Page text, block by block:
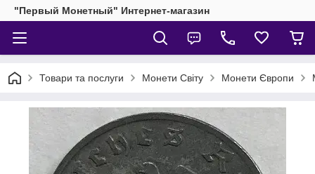
"Первый Монетный" Интернет-магазин
Товари та послуги Монети Світу Монети Європи